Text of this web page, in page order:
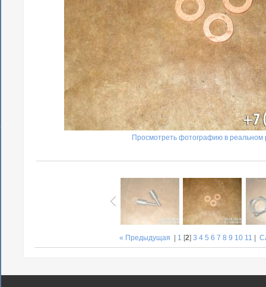
Просмотреть фотографию в реальном
« Предыдущая 1 [2] 3 4 5 6 7 8 9 10 11